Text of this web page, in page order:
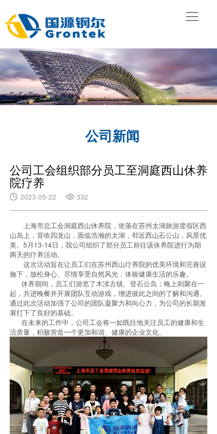
公司新闻
公司工会组织部分员工至洞庭西山休养
院疗养
2023-05-22 332
上海市总工会洞庭西山休养院，坐落在苏州太湖旅游度假区西
山岛上，背依四龙山，面临浩瀚的太湖，邻近西山石公山，风景优
美。5月13-14日，我公司组织了部分员工前往该休养院进行为期
两天的疗养活动。
这次活动旨在让员工们在苏州西山疗养院的优美环境和完善设
施下，放松身心、尽情享受自然风光，体验健康生活的乐趣。
休养期间，员工们游览了木渎古镇、登石公岛；晚上则聚在一
起，共进晚餐并开展团队互动游戏，增进彼此之间的了解和沟通。
通过此次活动加强了公司的团队凝聚力和向心力，为公司的长期发
展打下了良好的基础。
在未来的工作中，公司工会将一如既往地关注员工的健康和生
活质量，积极营造一个更加和谐、健康的企业文化。